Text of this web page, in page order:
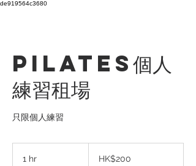
de919564c3680
Pilates個人
練習租場
只限個人練習
1 hr
KongHK$200